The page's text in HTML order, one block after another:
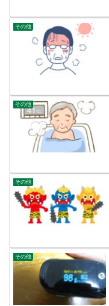
その他
その他
その他
その他